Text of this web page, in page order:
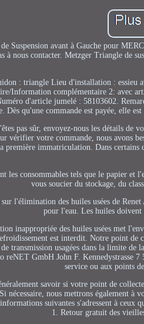
Suspension avant à Gauche pour
à nous contacter. Metzger Triangle de
: triangle Lieu d'installation : essieu
Information complémentaire 2: avec
d'article jumelé : 58103602.
Dès qu'une commande est payée, elle
pas sûr, envoyez-nous les détails de
vérifier votre commande, nous avons
première immatriculation. Dans certains
les consommables tels que le papier et
vous soucier du stockage, du
l'élimination des huiles usées de
pour l'eau. Les huiles doivent
inappropriée des huiles usées met
est interdit. Notre point de
transmission usagées dans la limite de
reNET GmbH John F. Kennedystrasse 7
service ou aux points
savoir si votre point de
nécessaire, nous mettrons également
suivantes s'adressent à
1. Retour gratuit des